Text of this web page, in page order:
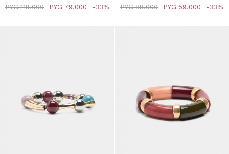
ESMALTE - MULTICOLOR
PYG 79.000
PYG 119.000 33
ABALORIOS -PYG 59.000
PYG 89.000 33